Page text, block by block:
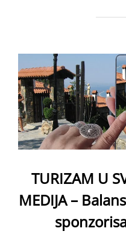
TURIZAM U
MEDIJA –